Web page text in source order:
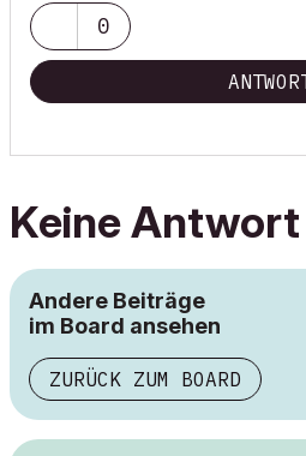
0
Keine
Andere Beiträge
im Board ansehen
ZURÜCK ZUM BOARD